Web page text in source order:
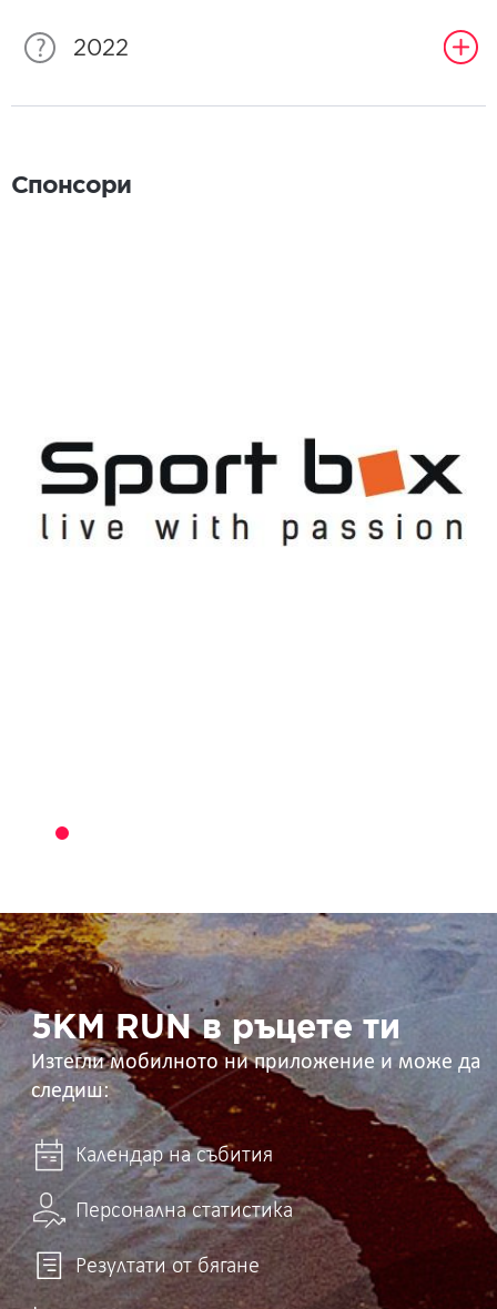
2022
Спонсори
5KM
RUN
в
ръцете
ти 5KM RUN в ръцете ти
Изтегли мобилното ни приложение и може да
следиш:
Календар на събития
Персонална статистика
Резултати от бягане